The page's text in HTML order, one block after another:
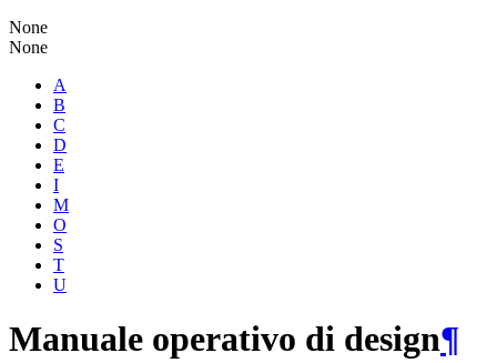
None
None
A
B
C
D
E
I
M
O
S
T
U
Manuale operativo di design¶